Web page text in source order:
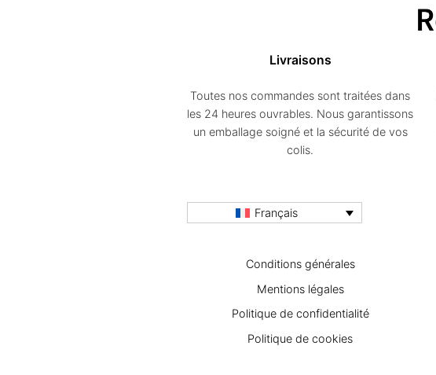
Livraisons
Toutes nos commandes sont traitées dans
les 24 heures ouvrables. Nous garantissons
un emballage soigné et la sécurité de vos
colis.
Français
Conditions générales
Mentions légales
Politique de confidentialité
Politique de cookies